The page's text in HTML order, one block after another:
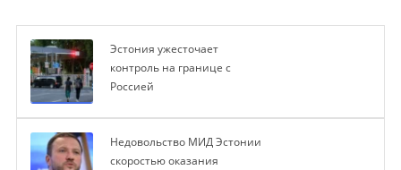
Эстония ужесточает
контроль на границе с
Россией
Недовольство МИД Эстонии
скоростью оказания